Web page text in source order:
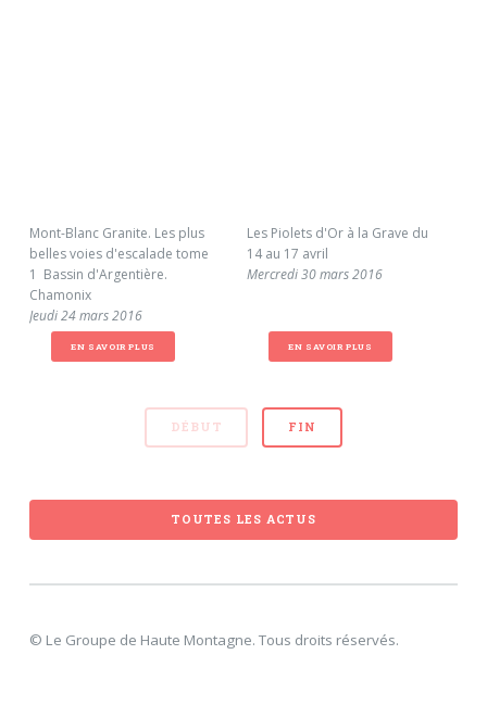
Mont-Blanc Granite. Les plus
belles voies d'escalade tome
1  Bassin d'Argentière.
Chamonix
Jeudi 24 mars 2016
EN SAVOIR PLUS
Les Piolets d'Or à la Grave du
14 au 17 avril
Mercredi 30 mars 2016
EN SAVOIR PLUS
DÉBUT FIN
TOUTES LES ACTUS
© Le Groupe de Haute Montagne. Tous droits réservés.